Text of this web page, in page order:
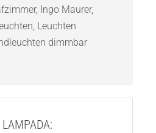
, Ingo Maurer,
, Leuchten
dimmbar